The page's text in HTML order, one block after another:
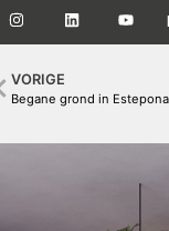
VORIGE
Begane grond in Estepona